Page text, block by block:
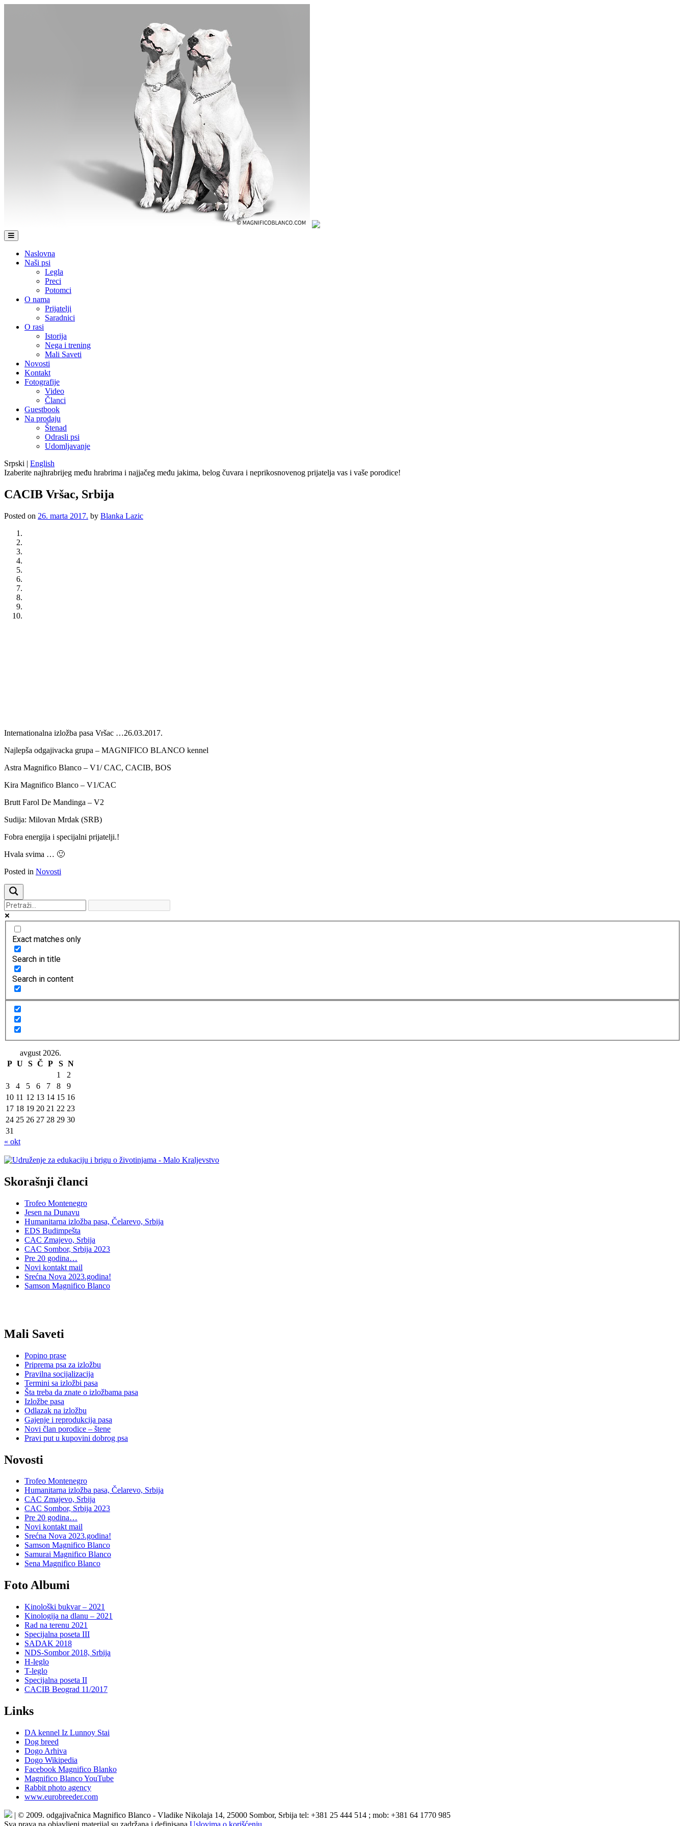
Naslovna
Naši psi
Legla
Preci
Potomci
O nama
Prijatelji
Saradnici
O rasi
Istorija
Nega i trening
Mali Saveti
Novosti
Kontakt
Fotografije
Video
Članci
Guestbook
Na prodaju
Štenad
Odrasli psi
Udomljavanje
Srpski | English
Izaberite najhrabrijeg među hrabrima i najjačeg među jakima, belog čuvara i neprikosnovenog prijatelja vas i vaše porodice!
CACIB Vršac, Srbija
Posted on 26. marta 2017. by Blanka Lazic
Internationalna izložba pasa Vršac …26.03.2017.
Najlepša odgajivacka grupa – MAGNIFICO BLANCO kennel
Astra Magnifico Blanco – V1/ CAC, CACIB, BOS
Kira Magnifico Blanco – V1/CAC
Brutt Farol De Mandinga – V2
Sudija: Milovan Mrdak (SRB)
Fobra energija i specijalni prijatelji.!
Hvala svima … 🙂
Posted in Novosti
Exact matches only
Search in title
Search in content
avgust 2026.
P U S Č P S N
1
2
3
4 5 6 7 8
9
10 11 12 13 14 15 16
17 18 19 20 21 22 23
24 25 26 27 28 29 30
31
« okt
Skorašnji članci
Trofeo Montenegro
Jesen na Dunavu
Humanitarna izložba pasa, Čelarevo, Srbija
EDS Budimpešta
CAC Zmajevo, Srbija
CAC Sombor, Srbija 2023
Pre 20 godina…
Novi kontakt mail
Srećna Nova 2023.godina!
Samson Magnifico Blanco
Mali Saveti
Popino prase
Priprema psa za izložbu
Pravilna socijalizacija
Termini sa izložbi pasa
Šta treba da znate o izložbama pasa
Izložbe pasa
Odlazak na izložbu
Gajenje i reprodukcija pasa
Novi član porodice – štene
Pravi put u kupovini dobrog psa
Novosti
Trofeo Montenegro
Humanitarna izložba pasa, Čelarevo, Srbija
CAC Zmajevo, Srbija
CAC Sombor, Srbija 2023
Pre 20 godina…
Novi kontakt mail
Srećna Nova 2023.godina!
Samson Magnifico Blanco
Samurai Magnifico Blanco
Sena Magnifico Blanco
Foto Albumi
Kinološki bukvar – 2021
Kinologija na dlanu – 2021
Rad na terenu 2021
Specijalna poseta III
SADAK 2018
NDS-Sombor 2018, Srbija
H-leglo
T-leglo
Specijalna poseta II
CACIB Beograd 11/2017
Links
DA kennel Iz Lunnoy Stai
Dog breed
Dogo Arhiva
Dogo Wikipedia
Facebook Magnifico Blanko
Magnifico Blanco YouTube
Rabbit photo agency
www.eurobreeder.com
| © 2009. odgajivačnica Magnifico Blanco - Vladike Nikolaja 14, 25000 Sombor, Srbija tel: +381 25 444 514 ; mob: +381 64 1770 985
Sva prava na objavljeni materijal su zadržana i definisana Uslovima o korišćenju